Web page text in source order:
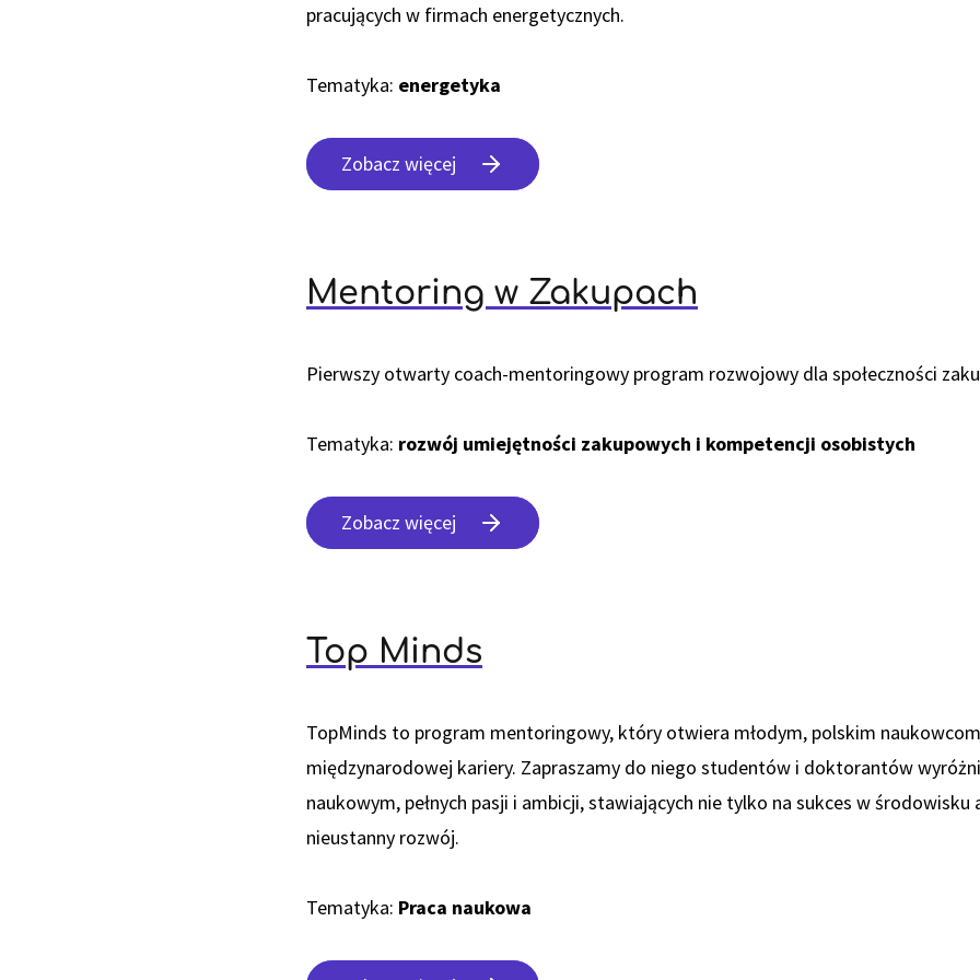
pracujących w firmach energetycznych.
Tematyka: energetyka
Zobacz więcej
Mentoring w Zakupach
Pierwszy otwarty coach-mentoringowy program rozwojowy dla społeczności
Tematyka: rozwój umiejętności zakupowych i kompetencji osobistych
Zobacz więcej
Top Minds
TopMinds to program mentoringowy, który otwiera młodym, polskim
międzynarodowej kariery. Zapraszamy do niego studentów i doktorantów
naukowym, pełnych pasji i ambicji, stawiających nie tylko na sukces w
nieustanny rozwój.
Tematyka: Praca naukowa